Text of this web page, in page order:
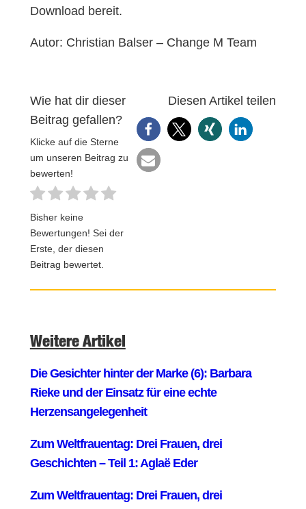
Download bereit.
Autor: Christian Balser – Change M Team
Wie hat dir dieser
Beitrag gefallen?
Klicke auf die Sterne
um unseren Beitrag zu
bewerten!
Bisher keine
Bewertungen! Sei der
Erste, der diesen
Beitrag bewertet.
Diesen Artikel teilen
Weitere Artikel